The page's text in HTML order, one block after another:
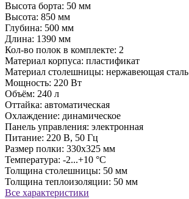
Высота борта: 50 мм
Высота: 850 мм
Глубина: 500 мм
Длина: 1390 мм
Кол-во полок в комплекте: 2
Материал корпуса: пластификат
Материал столешницы: нержавеющая сталь
Мощность: 220 Вт
Объём: 240 л
Оттайка: автоматическая
Охлаждение: динамическое
Панель управления: электронная
Питание: 220 В, 50 Гц
Размер полки: 330х325 мм
Температура: -2...+10 °С
Толщина столешницы: 50 мм
Толщина теплоизоляции: 50 мм
Все характеристики